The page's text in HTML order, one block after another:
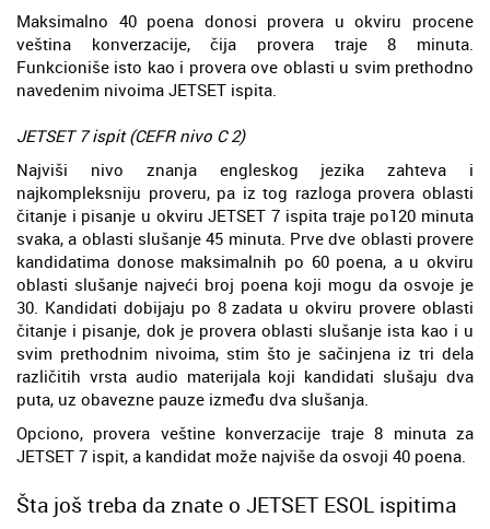
Maksimalno 40 poena donosi provera u okviru procene
veština konverzacije, čija provera traje 8 minuta.
Funkcioniše isto kao i provera ove oblasti u svim prethodno
navedenim nivoima JETSET ispita.
JETSET 7 ispit (CEFR nivo C 2)
Najviši nivo znanja engleskog jezika zahteva i
najkompleksniju proveru, pa iz tog razloga provera oblasti
čitanje i pisanje u okviru JETSET 7 ispita traje po120 minuta
svaka, a oblasti slušanje 45 minuta. Prve dve oblasti provere
kandidatima donose maksimalnih po 60 poena, a u okviru
oblasti slušanje najveći broj poena koji mogu da osvoje je
30. Kandidati dobijaju po 8 zadata u okviru provere oblasti
čitanje i pisanje, dok je provera oblasti slušanje ista kao i u
svim prethodnim nivoima, stim što je sačinjena iz tri dela
različitih vrsta audio materijala koji kandidati slušaju dva
puta, uz obavezne pauze između dva slušanja.
Opciono, provera veštine konverzacije traje 8 minuta za
JETSET 7 ispit, a kandidat može najviše da osvoji 40 poena.
Šta još treba da znate o JETSET ESOL ispitima